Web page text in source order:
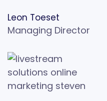
Leon Toeset
Managing Director